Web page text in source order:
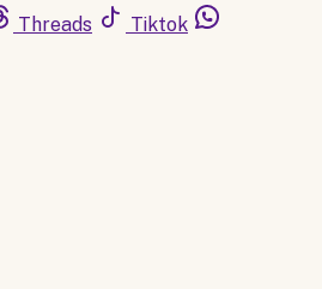
Threads
Tiktok